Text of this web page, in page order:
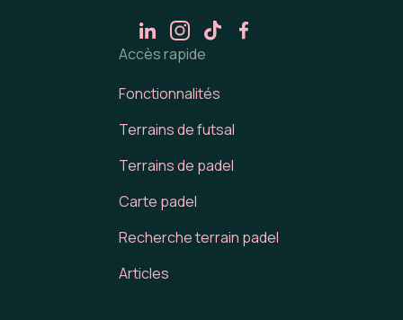
Accès rapide
Fonctionnalités
Terrains de futsal
Terrains de padel
Carte padel
Recherche terrain padel
Articles